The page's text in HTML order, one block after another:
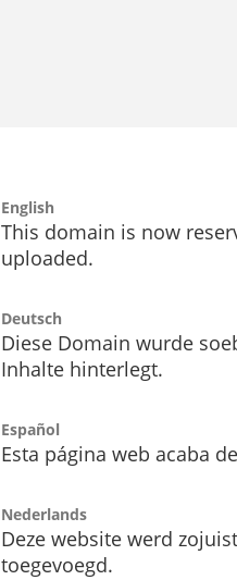
English
This domain is now
uploaded.
Deutsch
Diese Domain wurde
Inhalte hinterlegt.
Español
Esta página web acaba
Nederlands
Deze website werd
toegevoegd.